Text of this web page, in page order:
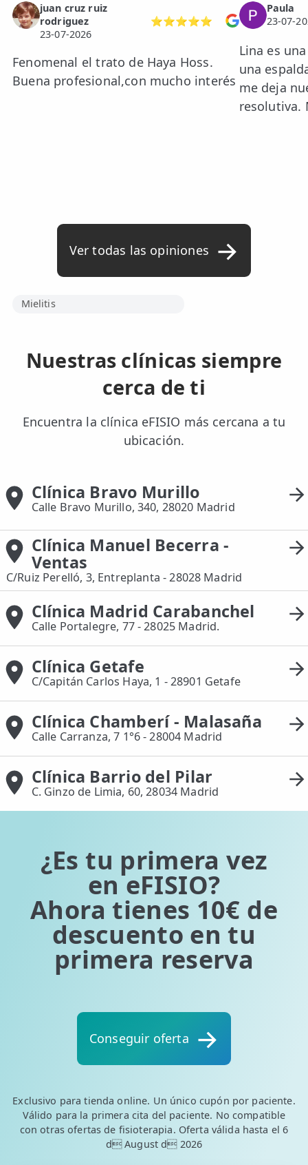
juan cruz ruiz
rodriguez
23-07-2026
⭐⭐⭐⭐⭐
Fenomenal el trato de Haya Hoss.
Buena profesional,con mucho interés
Paula
23-07-
Lina es
una
me deja
resolutiva.
Ver todas las opiniones
Mielitis
Nuestras clínicas siempre
cerca de ti
Encuentra la clínica eFISIO más cercana a tu
ubicación.
Clínica Bravo Murillo
Calle Bravo Murillo, 340, 28020 Madrid
Clínica Manuel Becerra -
Ventas
C/Ruiz Perelló, 3, Entreplanta - 28028 Madrid
Clínica Madrid Carabanchel
Calle Portalegre, 77 - 28025 Madrid.
Clínica Getafe
C/Capitán Carlos Haya, 1 - 28901 Getafe
Clínica Chamberí - Malasaña
Calle Carranza, 7 1°6 - 28004 Madrid
Clínica Barrio del Pilar
C. Ginzo de Limia, 60, 28034 Madrid
¿Es tu primera vez
en eFISIO?
Ahora tienes 10€ de
descuento en tu
primera reserva
Conseguir oferta
Exclusivo para tienda online. Un único cupón por paciente.
Válido para la primera cita del paciente. No compatible
con otras ofertas de fisioterapia. Oferta válida hasta el 6
d August d 2026